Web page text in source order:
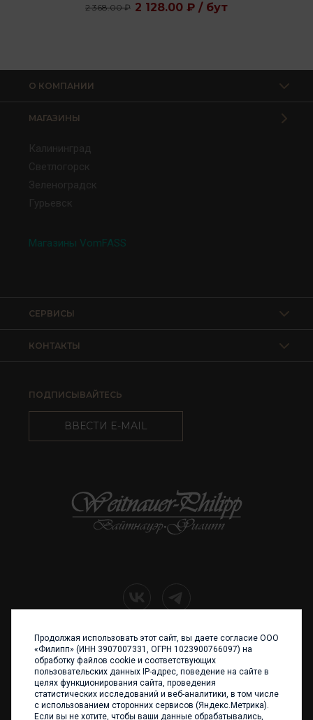
2 368.00 ₽ 2 128.00 ₽ / бут
О КОМПАНИИ
МАГАЗИНЫ
Калининград
Светлогорск
Зеленоградск
Гурьевск
Магазины VomFASS
КОНТАКТЫ
СЕРВИСЫ
ПОДПИСЫВАЙТЕСЬ
ВВЕСТИ E-MAIL
+7 (4012) 960 898
236017 Калининград,
ул. Каштановая аллея, 47
Телефон: +7 4012 960 898,
+7 4012 960 856
Продолжая использовать этот сайт, вы даете согласие ООО
«Филипп» (ИНН 3907007331, ОГРН 1023900766097) на
обработку файлов cookie и соответствующих
пользовательских данных IP-адрес, поведение на сайте в
целях функционирования сайта, проведения
статистических исследований и веб-аналитики, в том числе
с использованием сторонних сервисов (Яндекс.Метрика).
Если вы не хотите, чтобы ваши данные обрабатывались,